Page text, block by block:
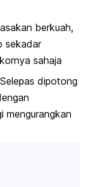
berkuah,
sekadar
sahaja
Selepas dipotong
mengurangkan